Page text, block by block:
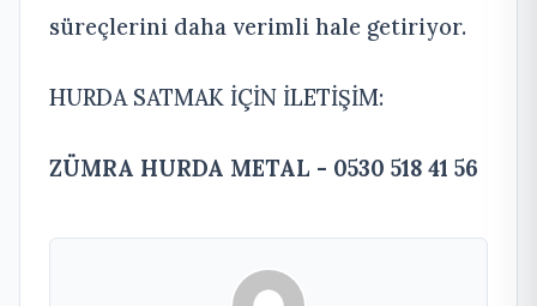
süreçlerini daha verimli hale getiriyor.
HURDA SATMAK İÇİN İLETİŞİM:
ZÜMRA HURDA METAL - 0530 518 41 56